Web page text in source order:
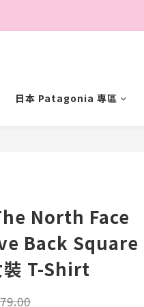
日本 Patagonia 專區
North Face
Back Square
裝 T-Shirt